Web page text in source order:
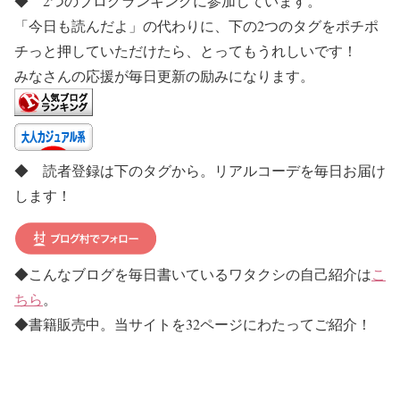
「今日も読んだよ」の代わりに、下の2つのタグをポチポ
チっと押していただけたら、とってもうれしいです！
みなさんの応援が毎日更新の励みになります。
◆ 読者登録は下のタグから。リアルコーデを毎日お届け
します！
◆こんなブログを毎日書いているワタクシの自己紹介はこ
ちら。
◆書籍販売中。当サイトを32ページにわたってご紹介！